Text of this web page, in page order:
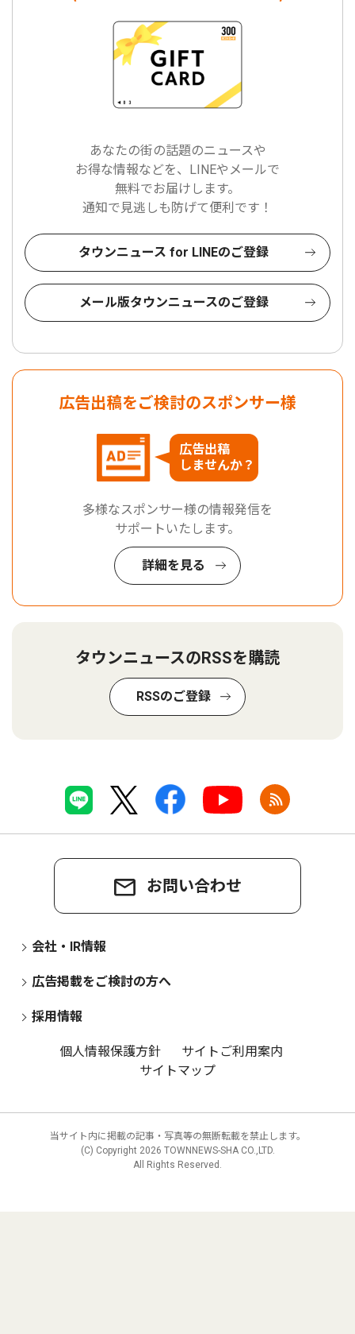
あなたの街の話題のニュースや
お得な情報などを、LINEやメールで
無料でお届けします。
通知で見逃しも防げて便利です！
タウンニュース for LINEのご登録
メール版タウンニュースのご登録
広告出稿をご検討のスポンサー様
広告出稿
しませんか？
多様なスポンサー様の情報発信を
サポートいたします。
詳細を見る
タウンニュースのRSSを購読
RSSのご登録
お問い合わせ
会社・IR情報
広告掲載をご検討の方へ
採用情報
個人情報保護方針
サイトご利用案内
サイトマップ
当サイト内に掲載の記事・写真等の無断転載を禁止します。
(C) Copyright 2026 TOWNNEWS-SHA CO.,LTD.
All Rights Reserved.